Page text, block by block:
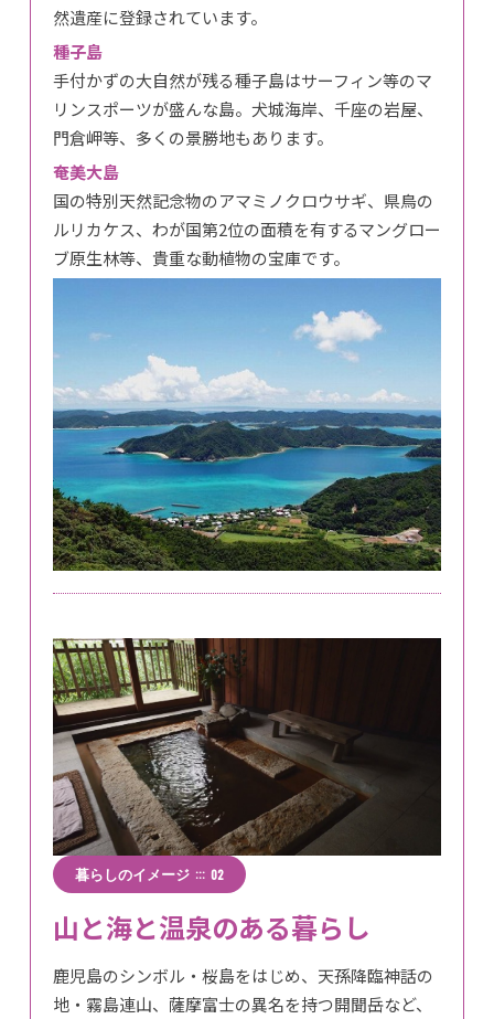
然遺産に登録されています。
種子島
手付かずの大自然が残る種子島はサーフィン等のマ
リンスポーツが盛んな島。犬城海岸、千座の岩屋、
門倉岬等、多くの景勝地もあります。
奄美大島
国の特別天然記念物のアマミノクロウサギ、県鳥の
ルリカケス、わが国第2位の面積を有するマングロー
ブ原生林等、貴重な動植物の宝庫です。
暮らしのイメージ ::: 02
山と海と温泉のある暮らし
鹿児島のシンボル・桜島をはじめ、天孫降臨神話の
地・霧島連山、薩摩富士の異名を持つ開聞岳など、